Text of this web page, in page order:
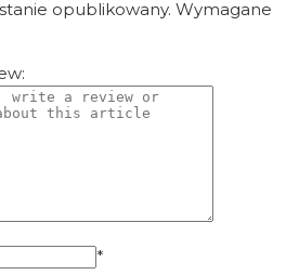
opublikowany. Wymagane
*